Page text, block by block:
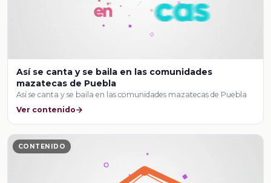
Así se canta y se baila en las comunidades
mazatecas de Puebla
Así se canta y se baila en las comunidades mazatecas de Puebla
Ver contenido
CONTENIDO